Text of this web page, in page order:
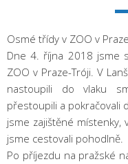
Osmé třídy v ZOO v Praze
Dne 4. října 2018 jsme
ZOO v Praze-Tróji. V
nastoupili do vlaku
přestoupili a pokračovali
jsme zajištěné místenky,
jsme cestovali pohodlně.
Po příjezdu na pražské